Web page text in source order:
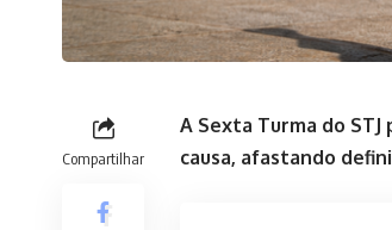
Compartilhar
A Sexta Turma do
causa, afastando